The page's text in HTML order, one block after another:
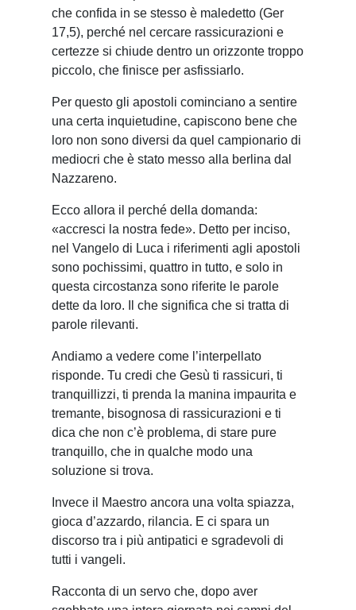
che confida in se stesso è maledetto (Ger
17,5), perché nel cercare rassicurazioni e
certezze si chiude dentro un orizzonte troppo
piccolo, che finisce per asfissiarlo.
Per questo gli apostoli cominciano a sentire
una certa inquietudine, capiscono bene che
loro non sono diversi da quel campionario di
mediocri che è stato messo alla berlina dal
Nazzareno.
Ecco allora il perché della domanda:
«accresci la nostra fede». Detto per inciso,
nel Vangelo di Luca i riferimenti agli apostoli
sono pochissimi, quattro in tutto, e solo in
questa circostanza sono riferite le parole
dette da loro. Il che significa che si tratta di
parole rilevanti.
Andiamo a vedere come l’interpellato
risponde. Tu credi che Gesù ti rassicuri, ti
tranquillizzi, ti prenda la manina impaurita e
tremante, bisognosa di rassicurazioni e ti
dica che non c’è problema, di stare pure
tranquillo, che in qualche modo una
soluzione si trova.
Invece il Maestro ancora una volta spiazza,
gioca d’azzardo, rilancia. E ci spara un
discorso tra i più antipatici e sgradevoli di
tutti i vangeli.
Racconta di un servo che, dopo aver